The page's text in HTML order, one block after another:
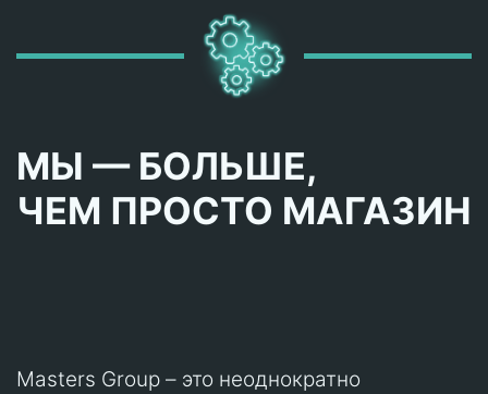
МЫ — БОЛЬШЕ,
ЧЕМ ПРОСТО МАГАЗИН
Masters Group – это неоднократно